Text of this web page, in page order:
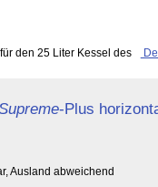
den 25 Liter Kessel des
-Plus
Ausland abweichend